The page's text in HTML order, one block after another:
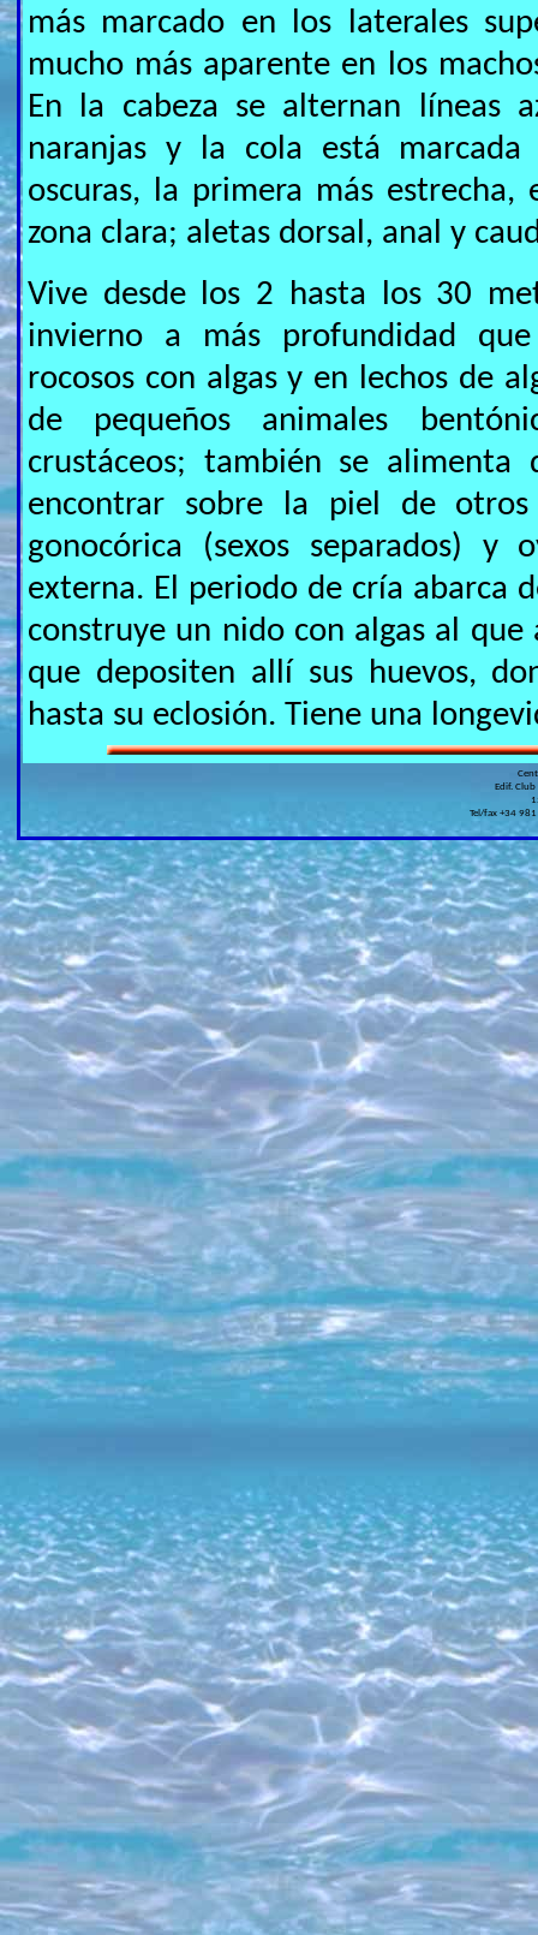
más marcado en los laterales
mucho más aparente en los
En la cabeza se alternan líneas
naranjas y la cola está
oscuras, la primera más estrecha,
zona clara; aletas dorsal, anal y
Vive desde los 2 hasta los 30
invierno a más profundidad
rocosos con algas y en lechos de
de pequeños animales
crustáceos; también se alimenta
encontrar sobre la piel de otros
gonocórica (sexos separados) y
externa. El periodo de cría abarca
construye un nido con algas al que
que depositen allí sus huevos,
hasta su eclosión. Tiene una
Edif.